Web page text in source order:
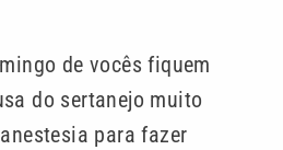
de vocês fiquem
do sertanejo muito
para fazer